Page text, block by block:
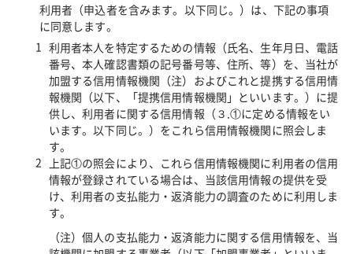
利用者（申込者を含みます。以下同じ。）は、下記の事項
に同意します。
利用者本人を特定するための情報（氏名、生年月日、電話
番号、本人確認書類の記号番号等、住所、等）を、当社が
加盟する信用情報機関（注）およびこれと提携する信用情
報機関（以下、「提携信用情報機関」といいます。）に提
供し、利用者に関する信用情報（３.①に定める情報をい
います。以下同じ。）をこれら信用情報機関に照会しま
す。
上記①の照会により、これら信用情報機関に利用者の信用
情報が登録されている場合は、当該信用情報の提供を受
け、利用者の支払能力・返済能力の調査のために利用しま
す。
（注）個人の支払能力・返済能力に関する信用情報を、当